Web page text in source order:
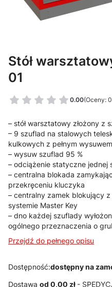
Stół
01
0.00(Oceny:
– stół warsztatowy złożony z
– 9 szuflad na stalowych
kulkowych z pełnym wysuwem
– wysuw szuflad 95 %
– odciążenie statyczne jednej
– centralna blokada
przekręceniu kluczyka
– centralny zamek blokujący
systemie Master Key
– dno każdej szuflady
ogólnego przeznaczenia o
Przejdź do pełnego opisu
Dostępność:dostępny na
Dostawa od 0,00 zł -